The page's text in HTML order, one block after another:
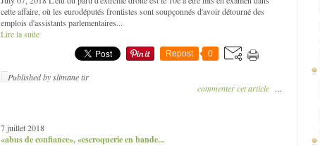
cette affaire, où les eurodéputés frontistes sont soupçonnés d'avoir détourné des
emplois d'assistants parlementaires...
Lire la suite
Repost 0
Published by slimane tir
commenter cet article …
7 juillet 2018
«abus de confiance», «escroquerie en bande...